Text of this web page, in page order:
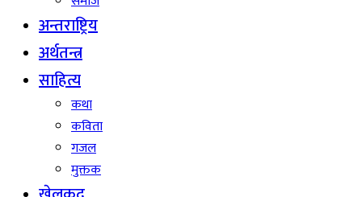
अन्तराष्ट्रिय
अर्थतन्त्र
साहित्य
कथा
कविता
गजल
मुक्तक